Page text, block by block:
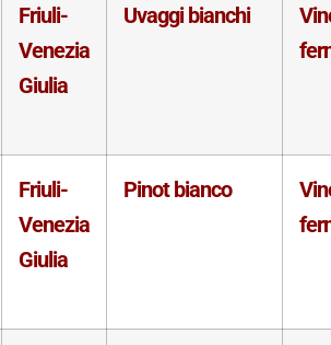
Friuli-
Venezia
Giulia
Uvaggi bianchi
Friuli-
Venezia
Giulia
Pinot bianco